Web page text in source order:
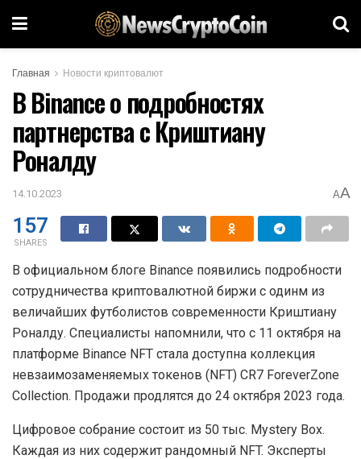
Главная Новости криптовалют
В Binance о подробностях
партнерства с Криштиану
Роналду
14.10.2023 AA
157
SHARES
В официальном блоге Binance появились подробности
сотрудничества криптовалютной биржи с одинм из
величайших футболистов современности Криштиану
Роналду. Специалисты напомнили, что с 11 октября на
платформе Binance NFT стала доступна коллекция
невзаимозаменяемых токенов (NFT) CR7 ForeverZone
Collection. Продажи продлятся до 24 октября 2023 года.
Цифровое собрание состоит из 50 тыс. Mystery Box.
Каждая из них содержит рандомный NFT. Эксперты